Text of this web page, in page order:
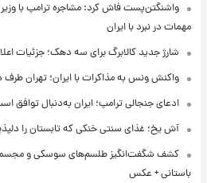
واشنگتن‌پست فاش کرد: مشاجره ترامپ با
مهمات در نبرد با ایران
شارژ جدید کالابرگ برای سه دهک؛ جزئیات
واکنش ونس به مذاکرات با ایران؛ تهران
ادعای جنجالی ترامپ؛ ایران به‌دنبال توافق
آش یخ؛ غذای سنتی خنکی که تابستان را
کشف شگفت‌انگیز طلسم‌های سوسکی و
باستانی + عکس